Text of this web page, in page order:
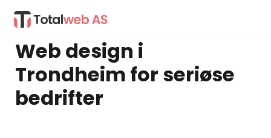
Web design i
Trondheim for seriøse
bedrifter